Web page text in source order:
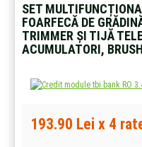
SET
FOARFECĂ DE
TRIMMER ȘI TIJĂ
ACUMULATORI,
193.90 Lei x 4